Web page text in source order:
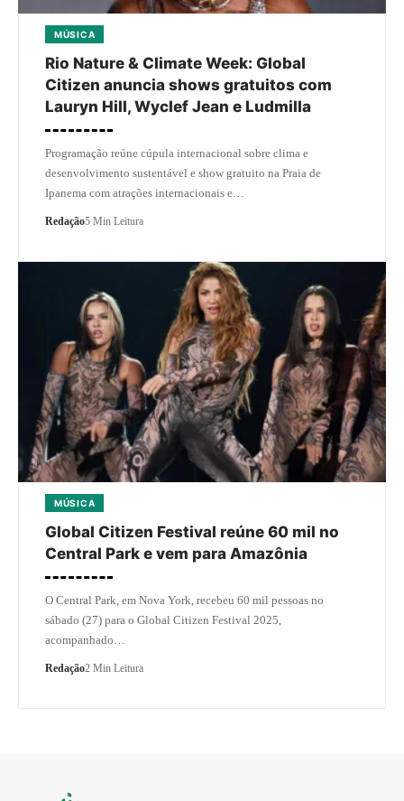
MÚSICA
Rio Nature & Climate Week: Global
Citizen anuncia shows gratuitos com
Lauryn Hill, Wyclef Jean e Ludmilla
Programação reúne cúpula internacional sobre clima e
desenvolvimento sustentável e show gratuito na Praia de
Ipanema com atrações internacionais e…
Redação5 Min Leitura
MÚSICA
Global Citizen Festival reúne 60 mil no
Central Park e vem para Amazônia
O Central Park, em Nova York, recebeu 60 mil pessoas no
sábado (27) para o Global Citizen Festival 2025,
acompanhado…
Redação2 Min Leitura